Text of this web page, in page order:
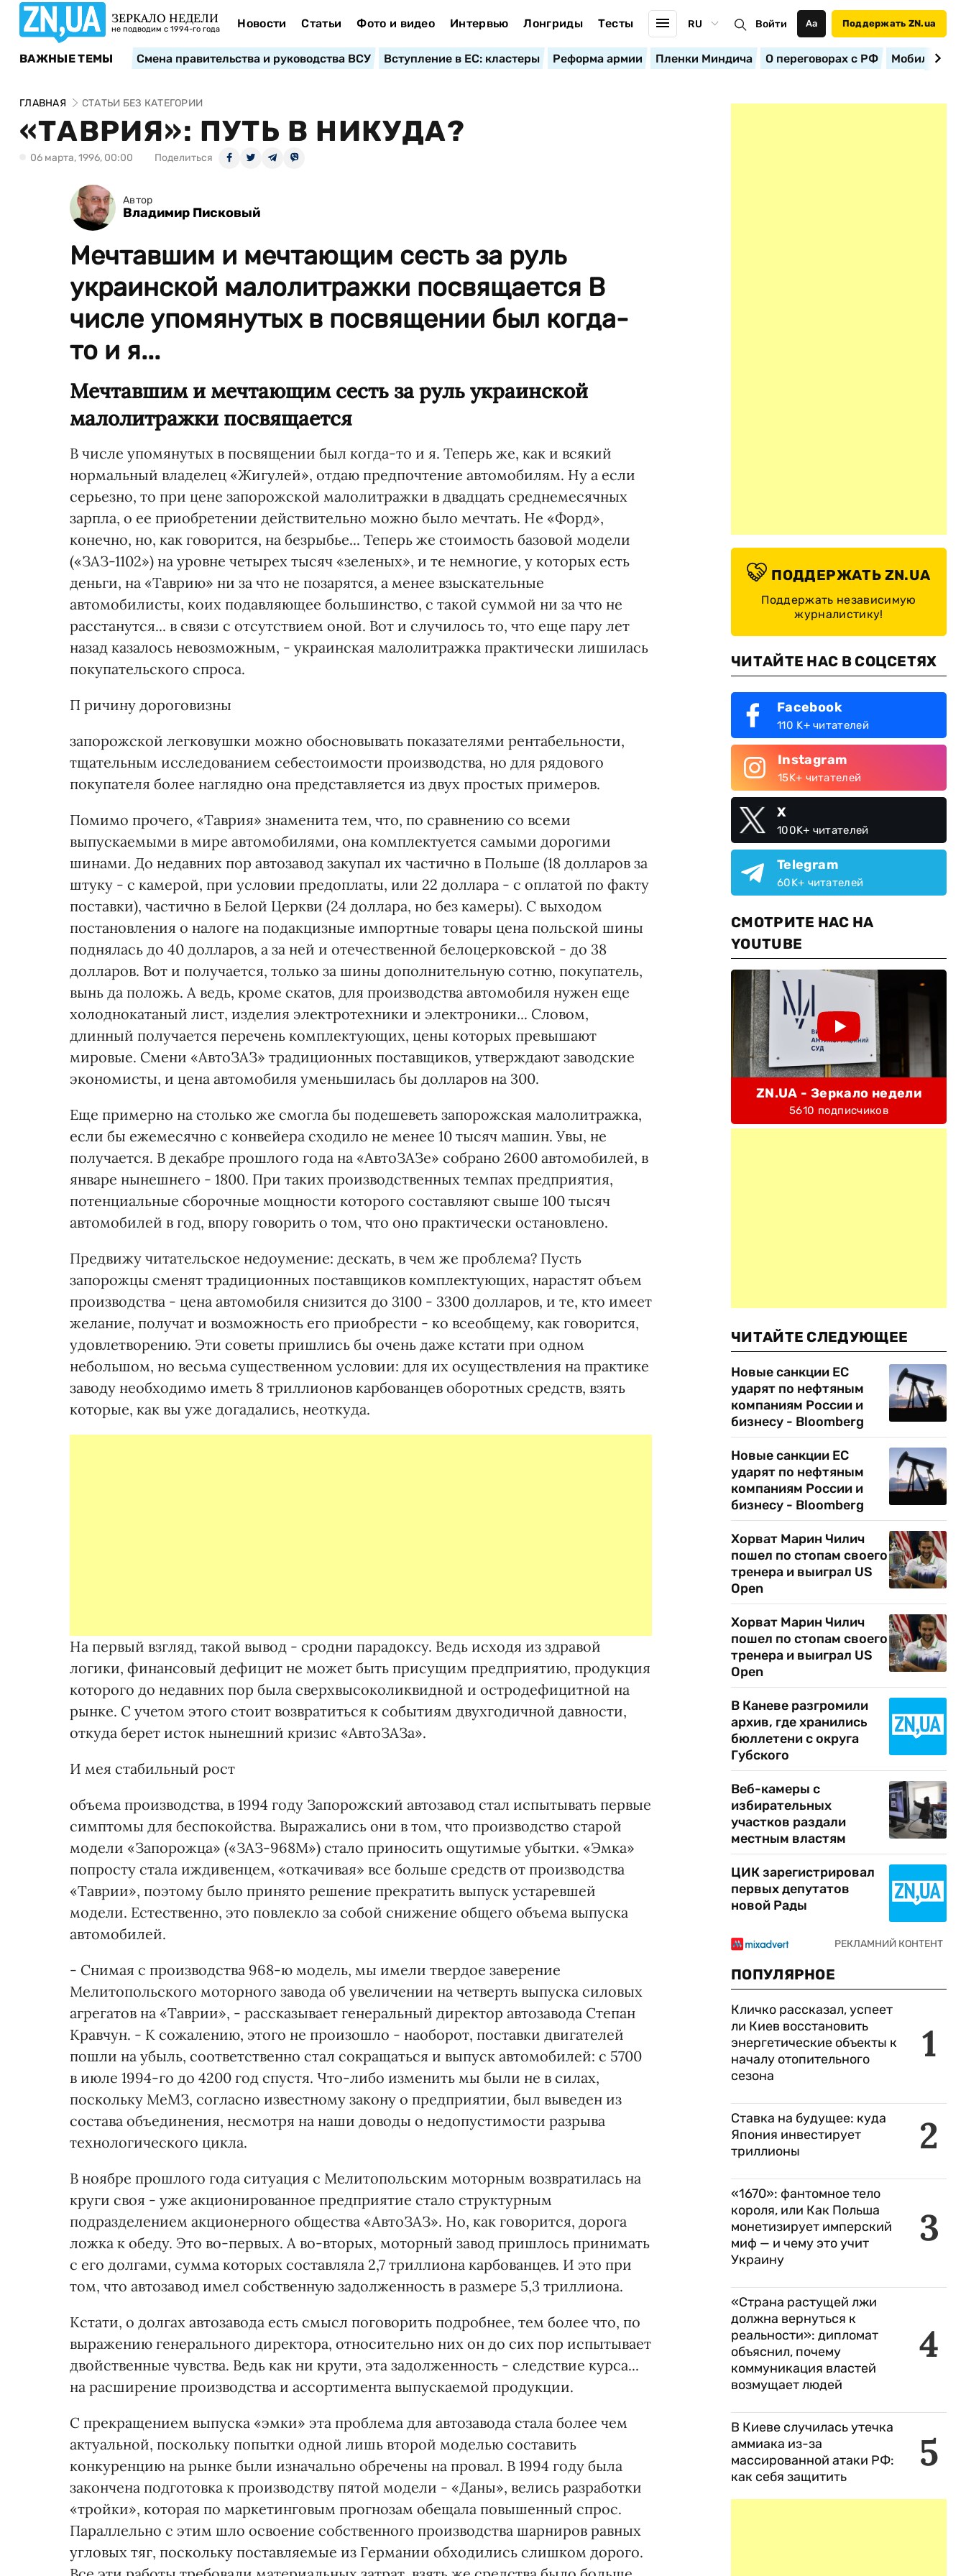
ЗЕРКАЛО НЕДЕЛИ
не подводим с 1994-го года Новости Статьи Фото и видео Интервью Лонгриды Тесты RU Войти Аа Поддержать ZN.ua
ВАЖНЫЕ ТЕМЫ Смена правительства и руководства ВСУ Вступление в ЕС: кластеры Реформа армии Пленки Миндича О переговорах с РФ
ГЛАВНАЯ СТАТЬИ БЕЗ КАТЕГОРИИ
«ТАВРИЯ»: ПУТЬ В НИКУДА?
06 марта, 1996, 00:00 Поделиться
Автор
Владимир Писковый
Мечтавшим и мечтающим сесть за руль
украинской малолитражки посвящается В
числе упомянутых в посвящении был когда-
то и я...
Мечтавшим и мечтающим сесть за руль украинской
малолитражки посвящается
В числе упомянутых в посвящении был когда-то и я. Теперь же, как и всякий
нормальный владелец «Жигулей», отдаю предпочтение автомобилям. Ну а если
серьезно, то при цене запорожской малолитражки в двадцать среднемесячных
зарпла, о ее приобретении действительно можно было мечтать. Не «Форд»,
конечно, но, как говорится, на безрыбье... Теперь же стоимость базовой модели
(«ЗАЗ-1102») на уровне четырех тысяч «зеленых», и те немногие, у которых есть
деньги, на «Таврию» ни за что не позарятся, а менее взыскательные
автомобилисты, коих подавляющее большинство, с такой суммой ни за что не
расстанутся... в связи с отсутствием оной. Вот и случилось то, что еще пару лет
назад казалось невозможным, - украинская малолитражка практически лишилась
покупательского спроса.
П ричину дороговизны
запорожской легковушки можно обосновывать показателями рентабельности,
тщательным исследованием себестоимости производства, но для рядового
покупателя более наглядно она представляется из двух простых примеров.
Помимо прочего, «Таврия» знаменита тем, что, по сравнению со всеми
выпускаемыми в мире автомобилями, она комплектуется самыми дорогими
шинами. До недавних пор автозавод закупал их частично в Польше (18 долларов за
штуку - с камерой, при условии предоплаты, или 22 доллара - с оплатой по факту
поставки), частично в Белой Церкви (24 доллара, но без камеры). С выходом
постановления о налоге на подакцизные импортные товары цена польской шины
поднялась до 40 долларов, а за ней и отечественной белоцерковской - до 38
долларов. Вот и получается, только за шины дополнительную сотню, покупатель,
вынь да положь. А ведь, кроме скатов, для производства автомобиля нужен еще
холоднокатаный лист, изделия электротехники и электроники... Словом,
длинный получается перечень комплектующих, цены которых превышают
мировые. Смени «АвтоЗАЗ» традиционных поставщиков, утверждают заводские
экономисты, и цена автомобиля уменьшилась бы долларов на 300.
Еще примерно на столько же смогла бы подешеветь запорожская малолитражка,
если бы ежемесячно с конвейера сходило не менее 10 тысяч машин. Увы, не
получается. В декабре прошлого года на «АвтоЗАЗе» собрано 2600 автомобилей, в
январе нынешнего - 1800. При таких производственных темпах предприятия,
потенциальные сборочные мощности которого составляют свыше 100 тысяч
автомобилей в год, впору говорить о том, что оно практически остановлено.
Предвижу читательское недоумение: дескать, в чем же проблема? Пусть
запорожцы сменят традиционных поставщиков комплектующих, нарастят объем
производства - цена автомобиля снизится до 3100 - 3300 долларов, и те, кто имеет
желание, получат и возможность его приобрести - ко всеобщему, как говорится,
удовлетворению. Эти советы пришлись бы очень даже кстати при одном
небольшом, но весьма существенном условии: для их осуществления на практике
заводу необходимо иметь 8 триллионов карбованцев оборотных средств, взять
которые, как вы уже догадались, неоткуда.
На первый взгляд, такой вывод - сродни парадоксу. Ведь исходя из здравой
логики, финансовый дефицит не может быть присущим предприятию, продукция
которого до недавних пор была сверхвысоколиквидной и остродефицитной на
рынке. С учетом этого стоит возвратиться к событиям двухгодичной давности,
откуда берет исток нынешний кризис «АвтоЗАЗа».
И мея стабильный рост
объема производства, в 1994 году Запорожский автозавод стал испытывать первые
симптомы для беспокойства. Выражались они в том, что производство старой
модели «Запорожца» («ЗАЗ-968М») стало приносить ощутимые убытки. «Эмка»
попросту стала иждивенцем, «откачивая» все больше средств от производства
«Таврии», поэтому было принято решение прекратить выпуск устаревшей
модели. Естественно, это повлекло за собой снижение общего объема выпуска
автомобилей.
- Снимая с производства 968-ю модель, мы имели твердое заверение
Мелитопольского моторного завода об увеличении на четверть выпуска силовых
агрегатов на «Таврии», - рассказывает генеральный директор автозавода Степан
Кравчун. - К сожалению, этого не произошло - наоборот, поставки двигателей
пошли на убыль, соответственно стал сокращаться и выпуск автомобилей: с 5700
в июле 1994-го до 4200 год спустя. Что-либо изменить мы были не в силах,
поскольку МеМЗ, согласно известному закону о предприятии, был выведен из
состава объединения, несмотря на наши доводы о недопустимости разрыва
технологического цикла.
В ноябре прошлого года ситуация с Мелитопольским моторным возвратилась на
круги своя - уже акционированное предприятие стало структурным
подразделением акционерного общества «АвтоЗАЗ». Но, как говорится, дорога
ложка к обеду. Это во-первых. А во-вторых, моторный завод пришлось принимать
с его долгами, сумма которых составляла 2,7 триллиона карбованцев. И это при
том, что автозавод имел собственную задолженность в размере 5,3 триллиона.
Кстати, о долгах автозавода есть смысл поговорить подробнее, тем более что, по
выражению генерального директора, относительно них он до сих пор испытывает
двойственные чувства. Ведь как ни крути, эта задолженность - следствие курса...
на расширение производства и ассортимента выпускаемой продукции.
С прекращением выпуска «эмки» эта проблема для автозавода стала более чем
актуальной, поскольку попытки одной лишь второй моделью составить
конкуренцию на рынке были изначально обречены на провал. В 1994 году была
закончена подготовка к производству пятой модели - «Даны», велись разработки
«тройки», которая по маркетинговым прогнозам обещала повышенный спрос.
Параллельно с этим шло освоение собственного производства шарниров равных
угловых тяг, поскольку поставляемые из Германии обходились слишком дорого.
ПОДДЕРЖАТЬ ZN.UA
Поддержать независимую
журналистику!
ЧИТАЙТЕ НАС В СОЦСЕТЯХ
Facebook
110 K+ читателей
Instagram
15K+ читателей
X
100K+ читателей
Telegram
60K+ читателей
СМОТРИТЕ НАС НА
YOUTUBE
ZN.UA - Зеркало недели
5610 подписчиков
ЧИТАЙТЕ СЛЕДУЮЩЕЕ
Новые санкции ЕС
ударят по нефтяным
компаниям России и
бизнесу - Bloomberg
Новые санкции ЕС
ударят по нефтяным
компаниям России и
бизнесу - Bloomberg
Хорват Марин Чилич
пошел по стопам своего
тренера и выиграл US
Open
Хорват Марин Чилич
пошел по стопам своего
тренера и выиграл US
Open
В Каневе разгромили
архив, где хранились
бюллетени с округа
Губского
Веб-камеры с
избирательных
участков раздали
местным властям
ЦИК зарегистрировал
первых депутатов
новой Рады
ПОПУЛЯРНОЕ
1
Кличко рассказал, успеет
ли Киев восстановить
энергетические объекты к
началу отопительного
сезона
2
Ставка на будущее: куда
Япония инвестирует
триллионы
3
«1670»: фантомное тело
короля, или Как Польша
монетизирует имперский
миф — и чему это учит
Украину
4
«Страна растущей лжи
должна вернуться к
реальности»: дипломат
объяснил, почему
коммуникация властей
возмущает людей
5
В Киеве случилась утечка
аммиака из-за
массированной атаки РФ:
как себя защитить